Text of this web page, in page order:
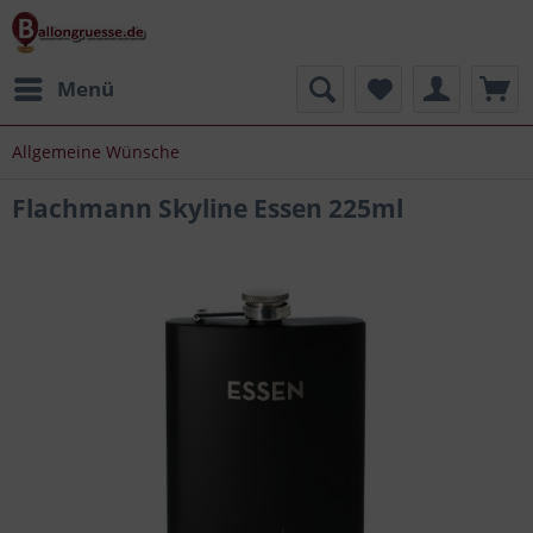
Menü
Allgemeine Wünsche
Flachmann Skyline Essen 225ml